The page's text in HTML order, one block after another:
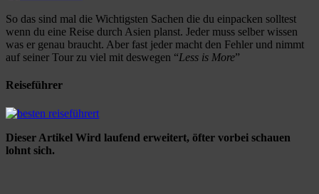
So das sind mal die Wichtigsten Sachen die du einpacken solltest
wenn du eine Reise durch Asien planst. Jeder muss selber wissen
was er genau braucht. Aber fast jeder macht den Fehler und nimmt
auf seiner Tour zu viel mit deswegen “Less is More”
Reiseführer
Dieser Artikel Wird laufend erweitert, öfter vorbei schauen
lohnt sich.